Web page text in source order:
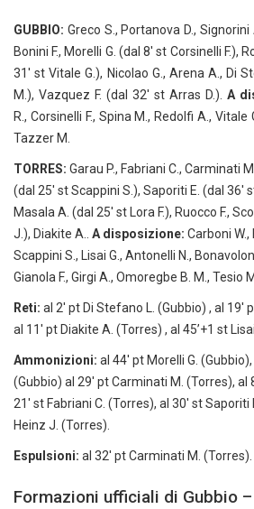
GUBBIO: Greco S., Portanova D.,
Bonini F., Morelli G. (dal 8′ st Corsinelli F.),
31′ st Vitale G.), Nicolao G., Arena A., Di
M.), Vazquez F. (dal 32′ st Arras D.). A
R., Corsinelli F., Spina M., Redolfi A., Vitale
Tazzer M.
TORRES: Garau P., Fabriani C., Carminati
(dal 25′ st Scappini S.), Saporiti E. (dal 36′
Masala A. (dal 25′ st Lora F.), Ruocco F.,
J.), Diakite A.. A disposizione: Carboni W.,
Scappini S., Lisai G., Antonelli N.,
Gianola F., Girgi A., Omoregbe B. M., Tesio
Reti: al 2′ pt Di Stefano L. (Gubbio) , al 19′
al 11′ pt Diakite A. (Torres) , al 45’+1 st
Ammonizioni: al 44′ pt Morelli G.
(Gubbio) al 29′ pt Carminati M. (Torres), al
21′ st Fabriani C. (Torres), al 30′ st Saporiti
Heinz J. (Torres).
Espulsioni: al 32′ pt Carminati M. (Torres).
Formazioni ufficiali di Gubbio